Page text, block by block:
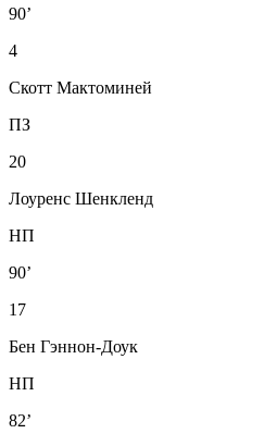
90’
4
Скотт Мактоминей
ПЗ
20
Лоуренс Шенкленд
НП
90’
17
Бен Гэннон-Доук
НП
82’